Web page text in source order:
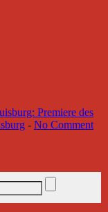
Premiere des
- No Comment